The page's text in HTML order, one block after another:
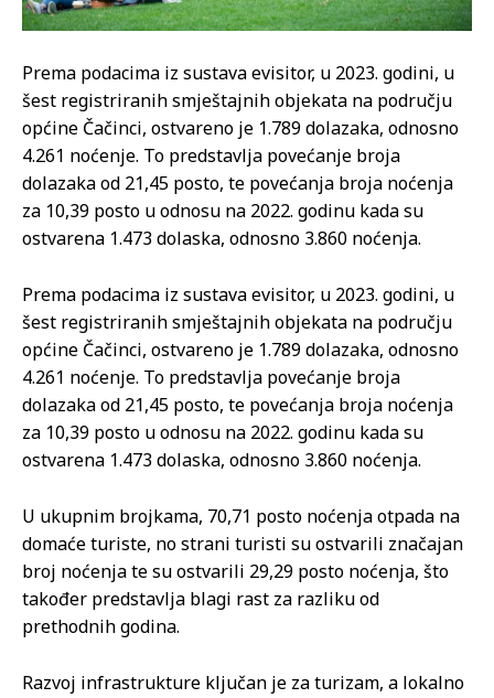
Prema podacima iz sustava evisitor, u 2023. godini, u
šest registriranih smještajnih objekata na području
općine Čačinci, ostvareno je 1.789 dolazaka, odnosno
4.261 noćenje. To predstavlja povećanje broja
dolazaka od 21,45 posto, te povećanja broja noćenja
za 10,39 posto u odnosu na 2022. godinu kada su
ostvarena 1.473 dolaska, odnosno 3.860 noćenja.
Prema podacima iz sustava evisitor, u 2023. godini, u
šest registriranih smještajnih objekata na području
općine Čačinci, ostvareno je 1.789 dolazaka, odnosno
4.261 noćenje. To predstavlja povećanje broja
dolazaka od 21,45 posto, te povećanja broja noćenja
za 10,39 posto u odnosu na 2022. godinu kada su
ostvarena 1.473 dolaska, odnosno 3.860 noćenja.
U ukupnim brojkama, 70,71 posto noćenja otpada na
domaće turiste, no strani turisti su ostvarili značajan
broj noćenja te su ostvarili 29,29 posto noćenja, što
također predstavlja blagi rast za razliku od
prethodnih godina.
Razvoj infrastrukture ključan je za turizam, a lokalno